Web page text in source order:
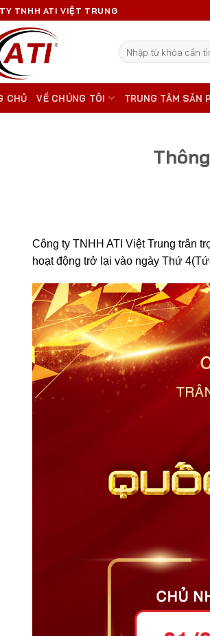
TNHH ATI VIỆT TRUNG
Tìm
kiếm:
CHỦ VỀ CHÚNG TÔI TRUNG TÂM SẢN
Công ty TNHH ATI Việt Trung trân
hoạt động trở lại vào ngày Thứ